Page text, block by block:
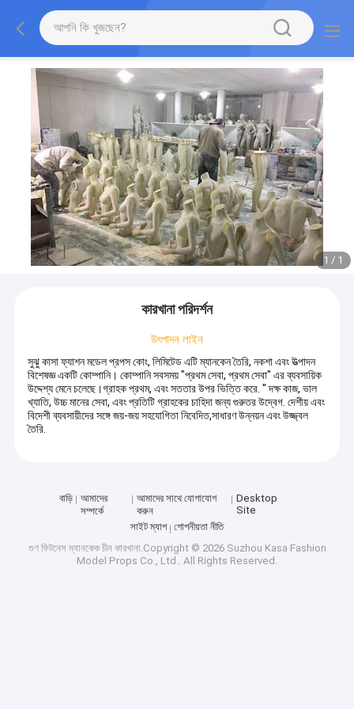
1 / 1
কারখানা পরিদর্শন
উৎপাদন লাইন
সুঝু কাসা ফ্যাশন মডেল প্রপস কোং, লিমিটেড এটি ম্যানকেন তৈরি, নকশা এবং উত্পাদন
বিশেষজ্ঞ একটি কোম্পানি। কোম্পানি সবসময় "প্রথম সেবা, প্রথম সেবা" এর ব্যবসায়িক
উদ্দেশ্য মেনে চলেছে।গ্রাহক প্রথম, এবং সততার উপর ভিত্তি করে. " দক্ষ কাজ, ভাল
খ্যাতি, উচ্চ মানের সেবা, এবং প্রতিটি গ্রাহকের চাহিদা জন্য গুরুতর উদ্বেগ. দেশীয় এবং
বিদেশী ব্যবসায়ীদের সঙ্গে জয়-জয় সহযোগিতা নিবেদিত,সাধারণ উন্নয়ন এবং উজ্জ্বল
তৈরি.
বাড়ি
আমাদের
সম্পর্কে
আমাদের সাথে যোগাযোগ
করুন
Desktop
Site
সাইট ম্যাপ
গোপনীয়তা নীতি
গুণ ফিটনেস ম্যানকেকচীন কারখানা.Copyright © 2026 Suzhou Kasa Fashion
Model Props Co., Ltd.. All Rights Reserved.